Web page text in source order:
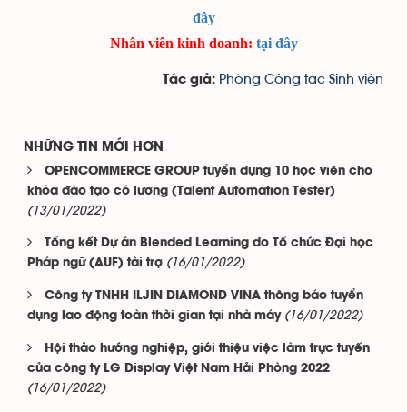
đây
Nhân viên kinh doanh: tại đây
Tác giả: Phòng Công tác Sinh viên
NHỮNG TIN MỚI HƠN
OPENCOMMERCE GROUP tuyển dụng 10 học viên cho
khóa đào tạo có lương (Talent Automation Tester)
(13/01/2022)
Tổng kết Dự án Blended Learning do Tổ chức Đại học
Pháp ngữ (AUF) tài trợ (16/01/2022)
Công ty TNHH ILJIN DIAMOND VINA thông báo tuyển
dụng lao động toàn thời gian tại nhà máy (16/01/2022)
Hội thảo hướng nghiệp, giới thiệu việc làm trực tuyến
của công ty LG Display Việt Nam Hải Phòng 2022
(16/01/2022)